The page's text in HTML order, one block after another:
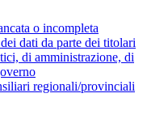
o incompleta
dati da parte dei titolari
di amministrazione, di
regionali/provinciali